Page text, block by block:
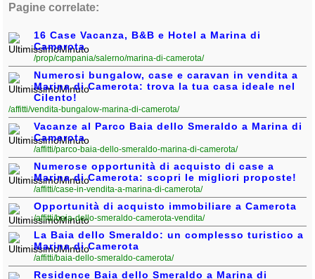
Pagine correlate:
16 Case Vacanza, B&B e Hotel a Marina di
Camerota
/prop/campania/salerno/marina-di-camerota/
Numerosi bungalow, case e caravan in vendita a
Marina di Camerota: trova la tua casa ideale nel
Cilento!
/affitti/vendita-bungalow-marina-di-camerota/
Vacanze al Parco Baia dello Smeraldo a Marina di
Camerota
/affitti/parco-baia-dello-smeraldo-marina-di-camerota/
Numerose opportunità di acquisto di case a
Marina di Camerota: scopri le migliori proposte!
/affitti/case-in-vendita-a-marina-di-camerota/
Opportunità di acquisto immobiliare a Camerota
/affitti/baia-dello-smeraldo-camerota-vendita/
La Baia dello Smeraldo: un complesso turistico a
Marina di Camerota
/affitti/baia-dello-smeraldo-camerota/
Residence Baia dello Smeraldo a Marina di